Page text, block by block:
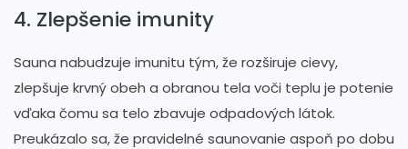
4. Zlepšenie imunity
Sauna nabudzuje imunitu tým, že rozširuje cievy,
zlepšuje krvný obeh a obranou tela voči teplu je potenie
vďaka čomu sa telo zbavuje odpadových látok.
Preukázalo sa, že pravidelné saunovanie aspoň po dobu